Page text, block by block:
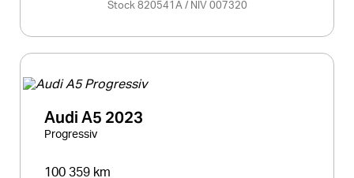
Stock 820541A / NIV 007320
Audi A5 2023
Progressiv
100 359 km